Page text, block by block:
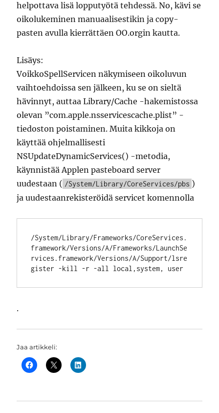
helpottava lisä lopputyötä tehdessä. No, kävi se
oikolukeminen manuaalisestikin ja copy-
pasten avulla kierrättäen OO.orgin kautta.
Lisäys:
VoikkoSpellServicen näkymiseen oikoluvun
vaihtoehdoissa sen jälkeen, ku se on sieltä
hävinnyt, auttaa Library/Cache -hakemistossa
olevan ”com.apple.nsservicescache.plist” -
tiedoston poistaminen. Muita kikkoja on
käyttää ohjelmallisesti
NSUpdateDynamicServices() -metodia,
käynnistää Applen pasteboard server
uudestaan ( /System/Library/CoreServices/pbs )
ja uudestaanrekisteröidä servicet komennolla
/System/Library/Frameworks/CoreServices.
framework/Versions/A/Frameworks/LaunchSe
rvices.framework/Versions/A/Support/lsre
gister -kill -r -all local,system, user
.
Jaa artikkeli: